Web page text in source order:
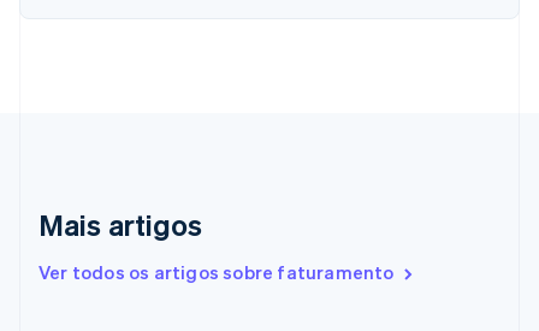
Mais artigos
Ver todos os artigos sobre faturamento
EnglishItaliano
EnglishItaliano
Español English